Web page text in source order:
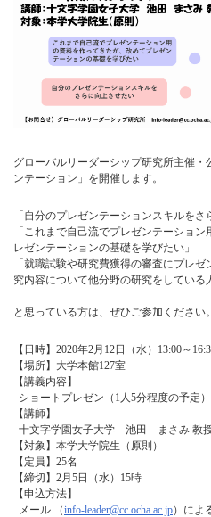
グローバルリーダーシップ研究所主催
ンテーション」を開催します。
「自分のプレゼンテーションスキルをさ
「これまで自己流でプレゼンテーショ
レゼンテーションの基礎を学びたい」
「就職試験や研究費獲得の審査にプレ
究内容について他分野の研究をしている
と思っている方は、ぜひご参加ください
【日時】2020年2月12日（水）13:00～
【場所】大学本館127室
【講義内容】
ショートプレゼン（1人5分程度の予定
【講師】
十文字学園女子大学 池田 まさみ 教
【対象】本学大学院生（原則）
【定員】25名
【締切】2月5日（水）15時
【申込方法】
メール （info-leader@cc.ocha.ac.jp）によ